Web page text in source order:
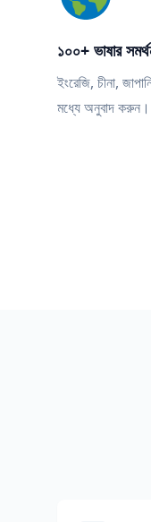
১০০+ ভাষার
ইংরেজি, চীনা,
মধ্যে অনুবাদ